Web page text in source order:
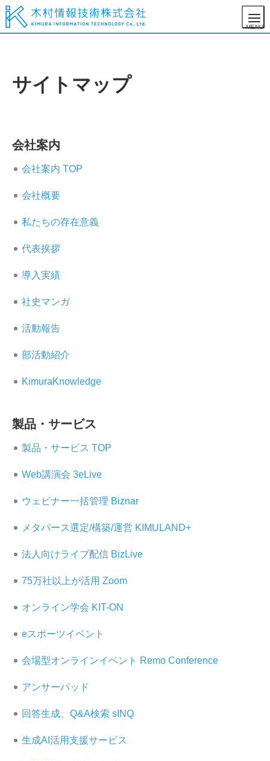
サイトマップ
会社案内
会社案内 TOP
会社概要
私たちの存在意義
代表挨拶
導入実績
社史マンガ
活動報告
部活動紹介
KimuraKnowledge
製品・サービス
製品・サービス TOP
Web講演会 3eLive
ウェビナー一括管理 Biznar
メタバース選定/構築/運営 KIMULAND+
法人向けライブ配信 BizLive
75万社以上が活用 Zoom
オンライン学会 KIT-ON
eスポーツイベント
会場型オンラインイベント Remo Conference
アンサーパッド
回答生成、Q&A検索 sINQ
生成AI活用支援サービス